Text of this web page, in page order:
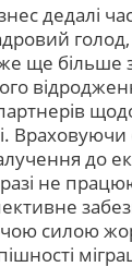
дедалі
ще більше
до
не
силою